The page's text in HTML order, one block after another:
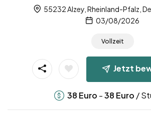
55232 Alzey, Rheinland-Pfalz,
03/08/2026
Vollzeit
Jetzt
38 Euro -38 Euro /